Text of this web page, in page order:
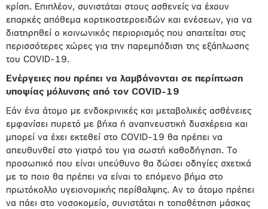
κρίση. Επιπλέον, συνιστάται στους ασθενείς να έχουν
επαρκές απόθεμα κορτικοστεροειδών και ενέσεων, για να
διατηρηθεί ο κοινωνικός περιορισμός που απαιτείται στις
περισσότερες χώρες για την παρεμπόδιση της εξάπλωσης
του COVID-19.
Ενέργειες που πρέπει να λαμβάνονται σε περίπτωση
υποψίας μόλυνσης από τον COVID-19
Εάν ένα άτομο με ενδοκρινικές και μεταβολικές ασθένειες
εμφανίσει πυρετό με βήχα ή αναπνευστική δυσχέρεια και
μπορεί να έχει εκτεθεί στο COVID-19 θα πρέπει να
απευθυνθεί στο γιατρό του για σωστή καθοδήγηση. Το
προσωπικό που είναι υπεύθυνο θα δώσει οδηγίες σχετικά
με το ποιο θα πρέπει να είναι το επόμενο βήμα στο
πρωτόκολλο υγειονομικής περίθαλψης. Αν το άτομο πρέπει
να πάει στο νοσοκομείο, συνιστάται η τοποθέτηση μάσκας